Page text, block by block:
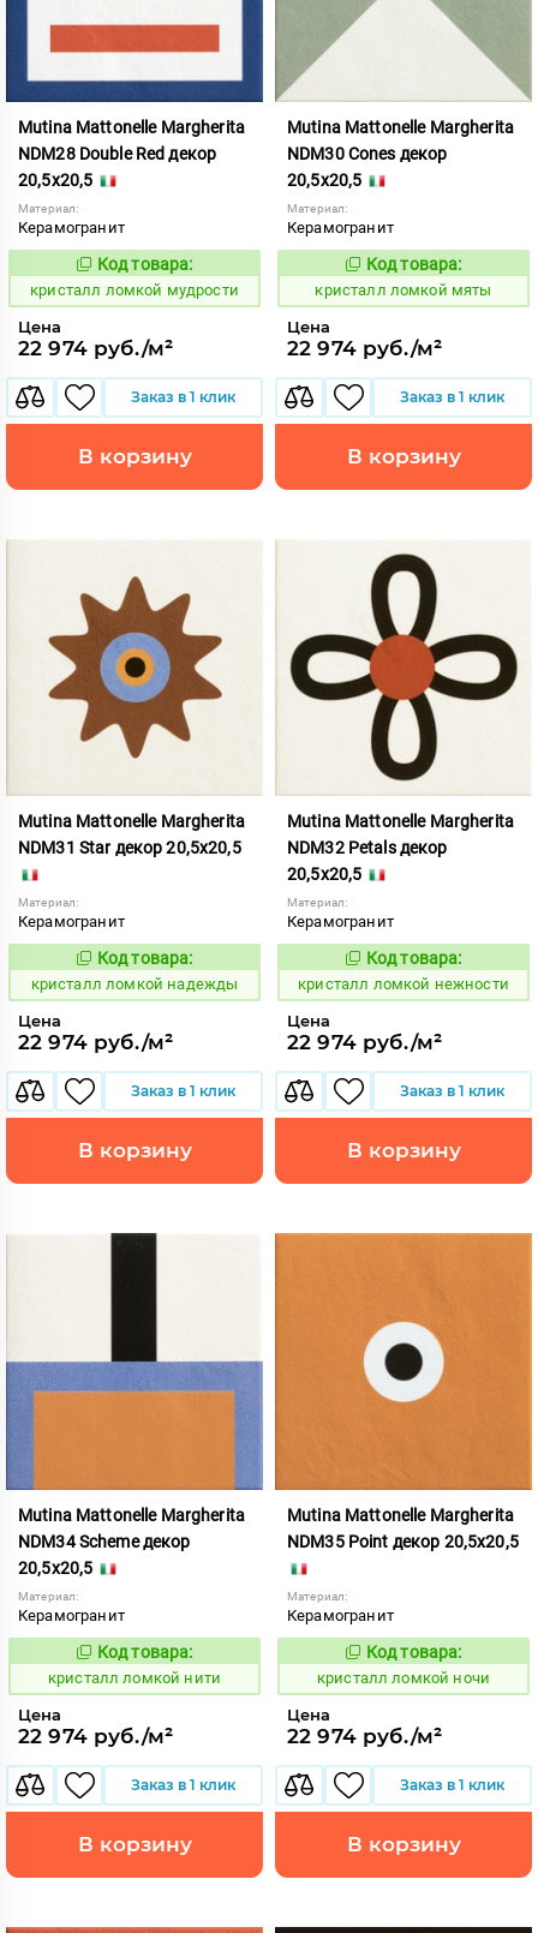
Mutina Mattonelle Margherita
NDM28 Double Red декор
20,5x20,5
Материал:
Керамогранит
818555
Код товара:
кристалл ломкой мудрости
Цена
22 974 руб./м²
Заказ в 1 клик
В корзину
Mutina Mattonelle Margherita
NDM30 Cones декор
20,5x20,5
Материал:
Керамогранит
818556
Код товара:
кристалл ломкой мяты
Цена
22 974 руб./м²
Заказ в 1 клик
В корзину
Mutina Mattonelle Margherita
NDM31 Star декор 20,5x20,5
Материал:
Керамогранит
818557
Код товара:
кристалл ломкой надежды
Цена
22 974 руб./м²
Заказ в 1 клик
В корзину
Mutina Mattonelle Margherita
NDM32 Petals декор
20,5x20,5
Материал:
Керамогранит
818558
Код товара:
кристалл ломкой нежности
Цена
22 974 руб./м²
Заказ в 1 клик
В корзину
Mutina Mattonelle Margherita
NDM34 Scheme декор
20,5x20,5
Материал:
Керамогранит
818560
Код товара:
кристалл ломкой нити
Цена
22 974 руб./м²
Заказ в 1 клик
В корзину
Mutina Mattonelle Margherita
NDM35 Point декор 20,5x20,5
Материал:
Керамогранит
818561
Код товара:
кристалл ломкой ночи
Цена
22 974 руб./м²
Заказ в 1 клик
В корзину